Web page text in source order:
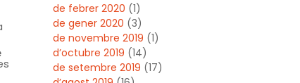
de febrer 2020 (1)
de gener 2020 (3)
de novembre 2019 (1)
d’octubre 2019 (14)
de setembre 2019 (17)